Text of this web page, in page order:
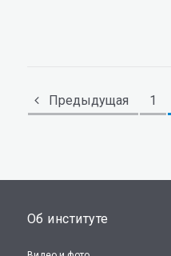
Предыдущая 1
Об институте